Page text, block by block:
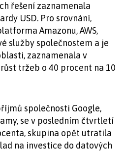
řešení zaznamenala
USD. Pro srovnání,
Amazonu, AWS,
služby společnostem a je
zaznamenala v
tržeb o 40 procent na 10
společnosti Google,
se v posledním čtvrtletí
skupina opět utratila
na investice do datových